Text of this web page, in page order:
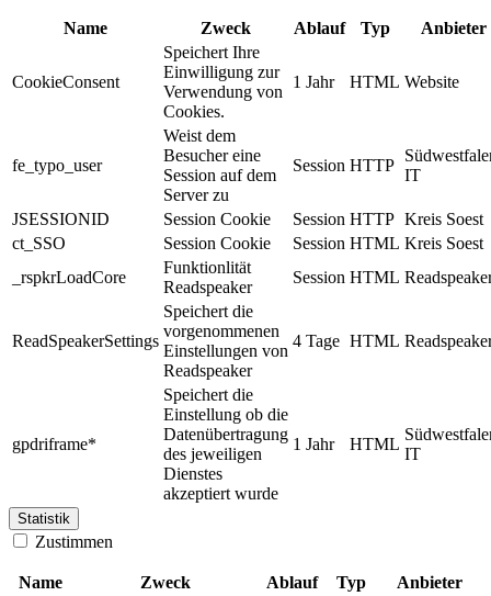
Name Zweck Ablauf Typ Anbieter
CookieConsent
Speichert Ihre
Einwilligung zur
Verwendung von
Cookies.
1 Jahr HTML Website
fe_typo_user
Weist dem
Besucher eine
Session auf dem
Server zu
Session HTTP
IT
JSESSIONID Session Cookie Session HTTP Kreis Soest
ct_SSO
Session Cookie Session HTML Kreis Soest
_rspkrLoadCore
Funktionlität
Readspeaker
Session HTML
ReadSpeakerSettings
Speichert die
vorgenommenen
Einstellungen von
Readspeaker
4 Tage HTML
gpdriframe*
Speichert die
Einstellung ob die
Datenübertragung
des jeweiligen
Dienstes
akzeptiert wurde
1 Jahr HTML
IT
Statistik
Zustimmen
Name Zweck Ablauf Typ Anbieter